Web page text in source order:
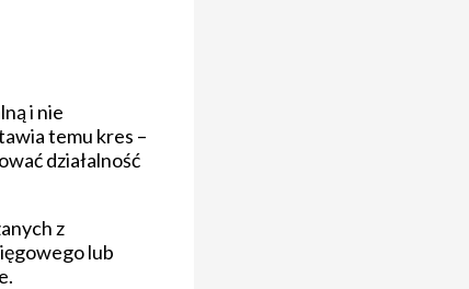
i nie
temu kres –
działalność
z
lub